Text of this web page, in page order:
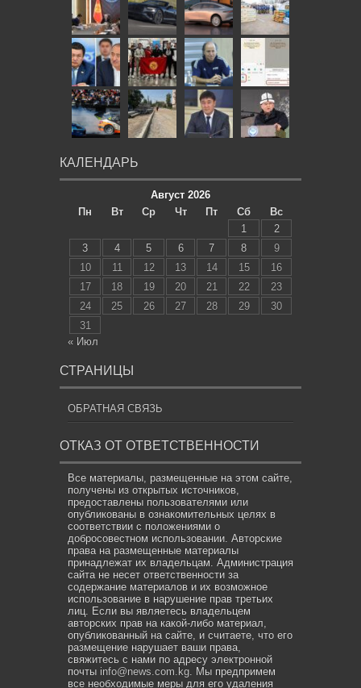
КАЛЕНДАРЬ
Август 2026
Пн
Вт Ср Чт Пт Сб
Вс
1
2
3
4 5 6 7 8
9
10
11 12 13 14 15
16
17
18 19 20 21 22
23
24
25 26 27 28 29
30
31
« Июл
СТРАНИЦЫ
ОБРАТНАЯ СВЯЗЬ
ОТКАЗ ОТ ОТВЕТСТВЕННОСТИ
Все материалы, размещенные на этом сайте,
получены из открытых источников,
предоставлены пользователями или
опубликованы в ознакомительных целях в
соответствии с положениями о
добросовестном использовании. Авторские
права на размещенные материалы
принадлежат их владельцам. Администрация
сайта не несет ответственности за
содержание материалов и их возможное
использование в нарушение прав третьих
лиц. Если вы являетесь владельцем
авторских прав на какой-либо материал,
опубликованный на сайте, и считаете, что его
размещение нарушает ваши права,
свяжитесь с нами по адресу электронной
почты info@news.com.kg . Мы предпримем
все необходимые меры для его удаления